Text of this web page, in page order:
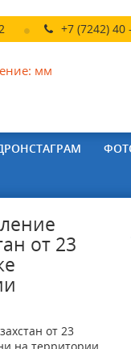
+7 (7242) 40
мм
от 23
от 23